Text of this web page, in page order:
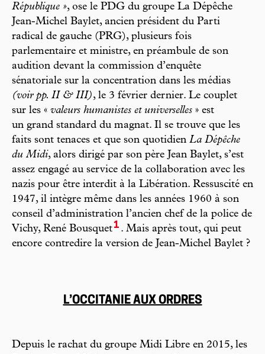
République », ose le PDG du groupe La Dépêche
Jean-Michel Baylet, ancien président du Parti
radical de gauche (PRG), plusieurs fois
parlementaire et ministre, en préambule de son
audition devant la commission d’enquête
sénatoriale sur la concentration dans les médias
(voir pp. II & III), le 3 février dernier. Le couplet
sur les « valeurs humanistes et universelles » est
un grand standard du magnat. Il se trouve que les
faits sont tenaces et que son quotidien La Dépêche
du Midi, alors dirigé par son père Jean Baylet, s’est
assez engagé au service de la collaboration avec les
nazis pour être interdit à la Libération. Ressuscité en
1947, il intègre même dans les années 1960 à son
conseil d’administration l’ancien chef de la police de
Vichy, René Bousquet1 . Mais après tout, qui peut
encore contredire la version de Jean-Michel Baylet ?
L’OCCITANIE AUX ORDRES
Depuis le rachat du groupe Midi Libre en 2015, les